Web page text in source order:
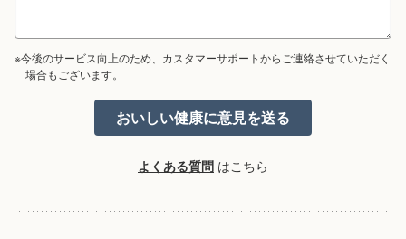
※今後のサービス向上のため、カスタマーサポートからご連絡させていただく
場合もございます。
よくある質問 はこちら